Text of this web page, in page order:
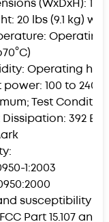
(WxDxH):
20 lbs (9.1 kg)
Operating
Operating
100 to 240
Test
392
1:2003
susceptibility
Part 15.107 and